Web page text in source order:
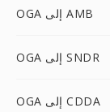
OGA إلى AMB
OGA إلى SNDR
OGA إلى CDDA